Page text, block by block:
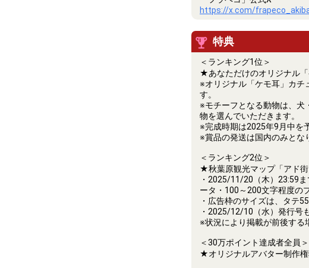
https://x.com/
特典
＜ランキング1位＞
★あなただけのオリジナル「
※オリジナル「ケモ耳」カチ
す。
※モチーフとなる動物は、犬
物を選んでいただきます。
※完成時期は2025年9月中を
※賞品の発送は国内のみとな
＜ランキング2位＞
★秋葉原観光マップ「アド街
・2025/11/20（木）23:59
ータ・100～200文字程度の
・広告枠のサイズは、タテ
・2025/12/10（水）発行号
※状況により掲載が前後する
＜30万ポイント達成者全員＞
★オリジナルアバター制作権